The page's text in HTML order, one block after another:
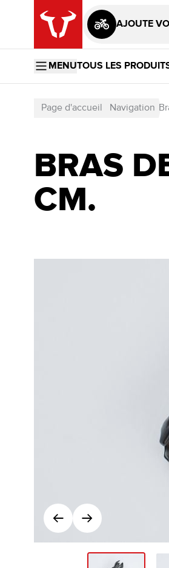
AJOUTE
MENUTOUS LES
Page d'accueil Navigation
BRAS
CM.